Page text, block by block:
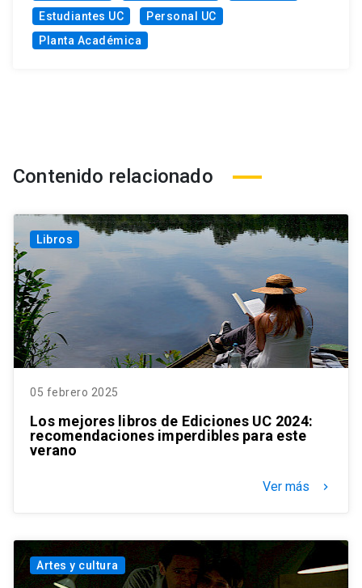
Estudiantes UC
Personal UC
Planta Académica
Contenido relacionado
Libros
05 febrero 2025
Los mejores libros de Ediciones UC 2024:
recomendaciones imperdibles para este
verano
Ver más keyboard_arrow_right
Artes y cultura